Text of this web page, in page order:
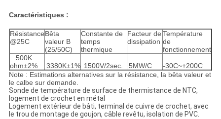
Caractéristiques :
Résistance
@25C
Bêta
valeur B
(25/50C)
Constante de
temps
thermique
Facteur de
dissipation
Température
de
fonctionnement
500K
ohm±2%
3380K±1% 1500V/2sec. 5MW/C
-30C~+200C
Note : Estimations alternatives sur la résistance, la bêta valeur et
le calbe sur demande.
Sonde de température de surface de thermistance de NTC,
logement de crochet en métal
Logement extérieur de bâti, terminal de cuivre de crochet, avec
le trou de montage de goujon, câble revêtu, isolation de PVC.